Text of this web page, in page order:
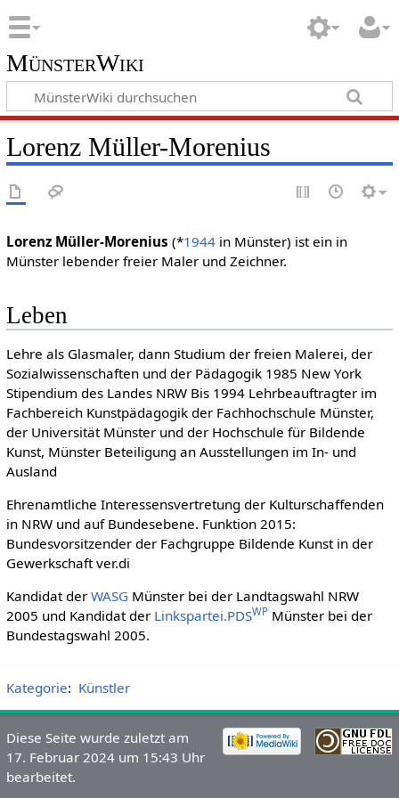
MünsterWiki
Lorenz Müller-Morenius
Lorenz Müller-Morenius (*1944in Münster) ist ein in
Münster lebender freier Maler und Zeichner.
Leben
Lehre als Glasmaler, dann Studium der freien Malerei, der
Sozialwissenschaften und der Pädagogik 1985 New York
Stipendium des Landes NRW Bis 1994 Lehrbeauftragter im
Fachbereich Kunstpädagogik der Fachhochschule Münster,
der Universität Münster und der Hochschule für Bildende
Kunst, Münster Beteiligung an Ausstellungen im In- und
Ausland
Ehrenamtliche Interessensvertretung der Kulturschaffenden
in NRW und auf Bundesebene. Funktion 2015:
Bundesvorsitzender der Fachgruppe Bildende Kunst in der
Gewerkschaft ver.di
Kandidat der WASG Münster bei der Landtagswahl NRW
2005 und Kandidat der Linkspartei.PDSWPMünster bei der
Bundestagswahl 2005.
Kategorie: Künstler
Diese Seite wurde zuletzt am
17. Februar 2024 um 15:43 Uhr
bearbeitet.